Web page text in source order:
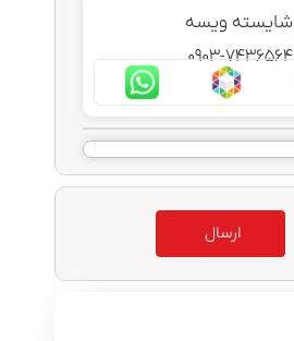
شایسته ویسه
0903-7436564
ارسال